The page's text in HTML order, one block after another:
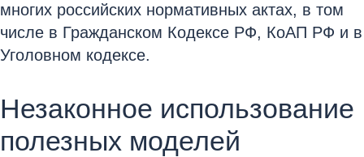
многих российских нормативных актах, в том
числе в Гражданском Кодексе РФ, КоАП РФ и в
Уголовном кодексе.
Незаконное использование
полезных моделей